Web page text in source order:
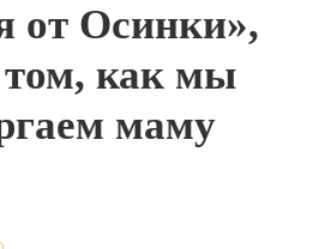
от Осинки»,
как мы
маму